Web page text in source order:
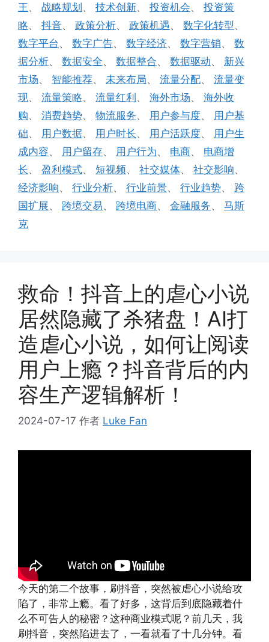
王、 战略规划、 技术创新、 投资机会、 投资策
略、 抖音、 政策分析、 政策机遇、 数字化转型、
数字平台 、 数字广告、 数字经济、 数字营销、 数
据分析、 数据安全、 数据整合、 数据驱动、 新兴
市场、 智能推荐、 未来布局、 流量分配、 流量变
现、 流量策略、 流量红利、 海外市场、 海外收
购、 消费趋势、 物流服务、 用户参与度、 用户基
础、 用户数据、 用户时长、 用户活跃度、 用户生
成内容、 用户留存、 用户行为、 电商、 电商增
长、 盈利模式、 短视频、 社交媒体、 社交影响、
经济影响、 行业分析、 行业前景、 行业趋势、 跨
国扩展、 跨境交易、 跨境电商、 金融服务、 马斯
克
救命！抖音上的虐心小说
居然隐藏了杀猪盘！AI打
造虐心小说，如何让阅读
用户上瘾？抖音背后的内
容生产逻辑解析！
2024-07-17 作者 Luke Fan
今天的第二个故事，刷抖音，突然被虐心小说给攻
陷了，非常上瘾。看了好多，这背后到底隐藏着什
么不可告人的秘密？这种商业模式呢？前几天，我
刷抖音，突然陷进去了，一看就看了十几分钟。看